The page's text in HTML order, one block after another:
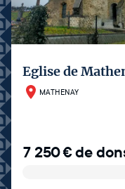
Eglise de
MATHENAY
7 250€de